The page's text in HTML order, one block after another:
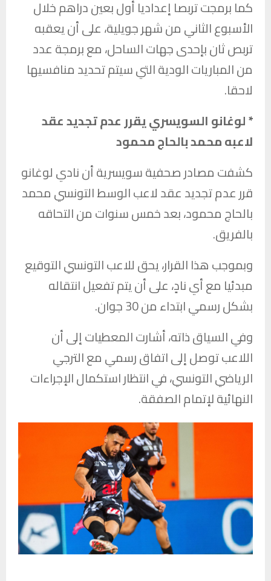
كما برمجت تربصا إعداديا أول بعين دراهم خلال
الأسبوع الثاني من شهر جويلية، على أن يعقبه
تربص ثان بإحدى جهات الساحل، مع برمجة عدد
من المباريات الودية التي سيتم تحديد منافسيها
لاحقا.
* لوغانو السويسري يقرر عدم تجديد عقد
لاعبه محمد بالحاج محمود
كشفت مصادر صحفية سويسرية أن نادي لوغانو
قرر عدم تجديد عقد لاعب الوسط التونسي محمد
بالحاج محمود، بعد خمس سنوات من التحاقه
بالفريق.
وبموجب هذا القرار، يحق للاعب التونسي التوقيع
مبدئيا مع أي نادٍ، على أن يتم تفعيل انتقاله
بشكل رسمي ابتداء من 30 جوان.
وفي السياق ذاته، أشارت المعطيات إلى أن
اللاعب توصل إلى اتفاق رسمي مع الترجي
الرياضي التونسي، في انتظار استكمال الإجراءات
النهائية لإتمام الصفقة.